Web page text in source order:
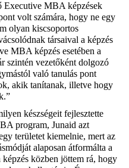
Executive MBA képzések
volt számára, hogy ne egy
olyan kiscsoportos
társaival a képzés
MBA képzés esetében a
szintén vezetőként dolgozó
való tanulás pont
akik tanítanak, illetve hogy
készségeit fejlesztette
program, Junaid azt
területet kiemelnie, mert az
alaposan átformálta a
közben jöttem rá, hogy